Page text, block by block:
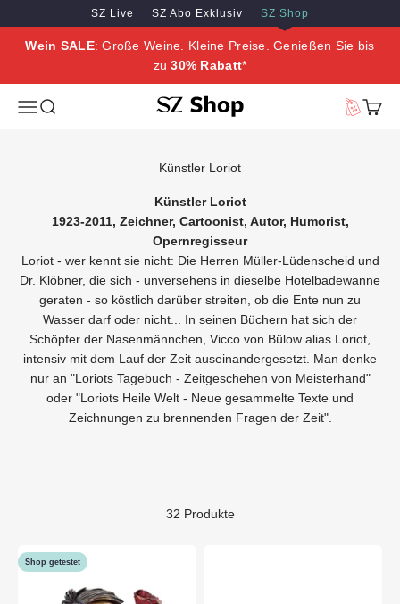
Zum Inhalt springen
Zum Hauptinhalt springen
SZ Live SZ Abo Exklusiv SZ Shop
Wein SALE: Große Weine. Kleine Preise. Genießen Sie bis
zu30% Rabatt*
MenüSuche SZ Erleben
Künstler Loriot
Künstler Loriot
1923-2011, Zeichner, Cartoonist, Autor, Humorist,
Opernregisseur
Loriot - wer kennt sie nicht: Die Herren Müller-Lüdenscheid und
Dr. Klöbner, die sich - unversehens in dieselbe Hotelbadewanne
geraten - so köstlich darüber streiten, ob die Ente nun zu
Wasser darf oder nicht... In seinen Büchern hat sich der
Schöpfer der Nasenmännchen, Vicco von Bülow alias Loriot,
intensiv mit dem Lauf der Zeit auseinandergesetzt. Man denke
nur an "Loriots Tagebuch - Zeitgeschehen von Meisterhand"
oder "Loriots Heile Welt - Neue gesammelte Texte und
Zeichnungen zu brennenden Fragen der Zeit".
32 Produkte
Shop getestet